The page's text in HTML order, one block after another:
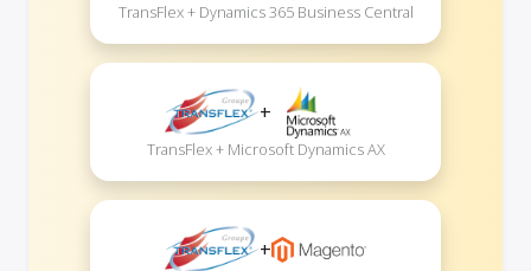
TransFlex + Dynamics 365 Business Central
+
TransFlex + Microsoft Dynamics AX
+